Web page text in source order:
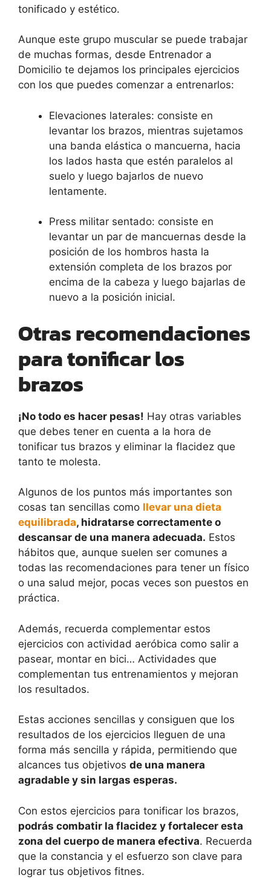
tonificado y estético.
Aunque este grupo muscular se puede trabajar
de muchas formas, desde Entrenador a
Domicilio te dejamos los principales ejercicios
con los que puedes comenzar a entrenarlos:
Elevaciones laterales: consiste en
levantar los brazos, mientras sujetamos
una banda elástica o mancuerna, hacia
los lados hasta que estén paralelos al
suelo y luego bajarlos de nuevo
lentamente.
Press militar sentado: consiste en
levantar un par de mancuernas desde la
posición de los hombros hasta la
extensión completa de los brazos por
encima de la cabeza y luego bajarlas de
nuevo a la posición inicial.
Otras recomendaciones
para tonificar los
brazos
¡No todo es hacer pesas! Hay otras variables
que debes tener en cuenta a la hora de
tonificar tus brazos y eliminar la flacidez que
tanto te molesta.
Algunos de los puntos más importantes son
cosas tan sencillas como llevar una dieta
equilibrada, hidratarse correctamente o
descansar de una manera adecuada. Estos
hábitos que, aunque suelen ser comunes a
todas las recomendaciones para tener un físico
o una salud mejor, pocas veces son puestos en
práctica.
Además, recuerda complementar estos
ejercicios con actividad aeróbica como salir a
pasear, montar en bici… Actividades que
complementan tus entrenamientos y mejoran
los resultados.
Estas acciones sencillas y consiguen que los
resultados de los ejercicios lleguen de una
forma más sencilla y rápida, permitiendo que
alcances tus objetivos de una manera
agradable y sin largas esperas.
Con estos ejercicios para tonificar los brazos,
podrás combatir la flacidez y fortalecer esta
zona del cuerpo de manera efectiva. Recuerda
que la constancia y el esfuerzo son clave para
lograr tus objetivos fitnes.